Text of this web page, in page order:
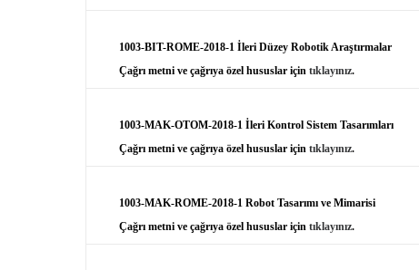
1003-BIT-ROME-2018-1 İleri Düzey Robotik Araştırmalar
Çağrı metni ve çağrıya özel hususlar içintıklayınız.
1003-MAK-OTOM-2018-1 İleri Kontrol Sistem Tasarımları
Çağrı metni ve çağrıya özel hususlar içintıklayınız.
1003-MAK-ROME-2018-1 Robot Tasarımı ve Mimarisi
Çağrı metni ve çağrıya özel hususlar içintıklayınız.